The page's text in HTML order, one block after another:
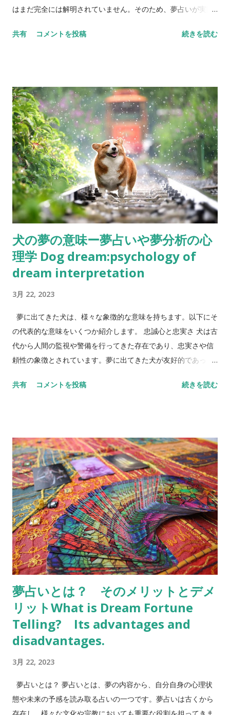
はまだ完全には解明されていません。そのため、夢占いが実際
し、心理学的な観点から見ると、夢は人の内面や無意識に関係
れません。 夢占いが未来を予知できるかどうかはともかく、夢
には自分自身の内面に関する貴重な情報が含まれている可能性
があります。夢を注意深く観察し、その内容について考えるこ
とで、自己理解や問題解決に役立てることができるのです。 夢
占いが役立つ理由 夢占いは、以下の理由で役立つことがありま
す： 自己理解の向上: 夢は無意識の反映であり、自分自身の深
層心理や隠れた感情を知る手がかりとなります。 問題解決のヒ
ント: 夢の中の象徴や状況から、現実での問題や悩みを解決する
ためのヒントが得られることがあります。 感情の整理: 夢を通
じて日々のストレスや不安を整理し、心のバランスを保つのに
役立つことがあります。 夢の象徴とその意味 夢にはさまざまな
象徴が登場し、それぞれが異なる意味を持つとされています。
以下にいくつかの代表的な象徴とその意味について説明しま
す。 水 水 は夢の中で非常に強力な象徴です。以下のような意
味を持つことがあります： 清らかな水: 感情の純粋さや心の平
穏を示します。 荒れ狂う水: 不安やストレス、感情の混乱を表
します。 溺れる夢: 感情的な圧倒や困難な状況に直面している
ことを示します。 高い場所 高い場所 は、達成感や成功、また
は恐怖を象徴することがあります： 山の頂上: 目標達成や成功
す。 高い場所からの落下: 失敗や不安、自己評価の低下を表し
蛇: 知恵や再生を象徴しますが、裏切りや恐怖を意味する...
共有 コメントを投稿 続きを読む
犬の夢の意味ー夢占いや夢分析の心
理学 Dog dream:psychology of
dream interpretation
3月 22, 2023
夢に出てきた犬は、様々な象徴的な意味を持ちます。以下にそ
の代表的な意味をいくつか紹介します。 忠誠心と忠実さ 犬は古
代から人間の監視や警備を行ってきた存在であり、忠実さや信
頼性の象徴とされています。夢に出てきた犬が友好的であった
ことを示唆しているかもしれません。 自由と冒険心 犬は野生の
ります。 恐れや疑念 犬が唸り声を出している場合や、威嚇的な
態度をとっている場合、それはあなたの中に恐れや疑念がある
ことを示唆しています。この夢を見た場合は、自分自身が感じ
ている不安や緊張を見つめ直すことが必要かもしれません。 ヒ
ーリングと共感 犬は人間と深い絆を持ち、その存在が癒しや励
ましをもたらすこともあります。夢に出てきた犬があなたに寄
り添っていた場合、それはあなたに対してヒーリングを行って
いるか、あなたの中に共感や思いやりの気持ちがあることを示
唆している可能性があります。 以上のように、犬は夢の中で多
様な意味を持つ動物の一つです。また、文化や歴史、神話、昔
話などでも犬に関する様々な伝承が存在しています。たとえ
ば、日本の神話には天照大神が磐戸から出現した際、犬が彼女
を迎えたという逸話があります。他にも古代エジプトでは、ア
ヌビスと呼ばれる犬の神様が死者の霊を案内する役割を担って
いたとされています。これらの神話や伝承は、犬が人間と密接
な関係を持ってきた歴史に関連しています。 また、夢に出てき
す。以下に、よく見られる夢のシチュエーションや犬の種類、
行動について、それぞれの夢占いの意味を解説します。 犬が吠
共有 コメントを投稿 続きを読む
夢占いとは？ そのメリットとデメ
リットWhat is Dream Fortune
Telling? Its advantages and
disadvantages.
3月 22, 2023
夢占いとは？ 夢占いとは、夢の内容から、自分自身の心理状
態や未来の予感を読み取る占いの一つです。夢占いは古くから